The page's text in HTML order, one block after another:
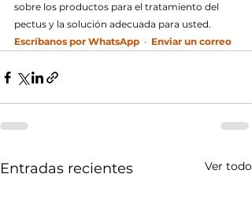
sobre los productos para el tratamiento del
pectus y la solución adecuada para usted.
Escríbanos por WhatsApp
  ·
Enviar un correo
Entradas recientes Ver todo